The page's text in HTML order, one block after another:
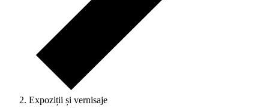
Expoziții și vernisaje